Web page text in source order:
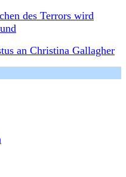
des Terrors wird
an Christina Gallagher